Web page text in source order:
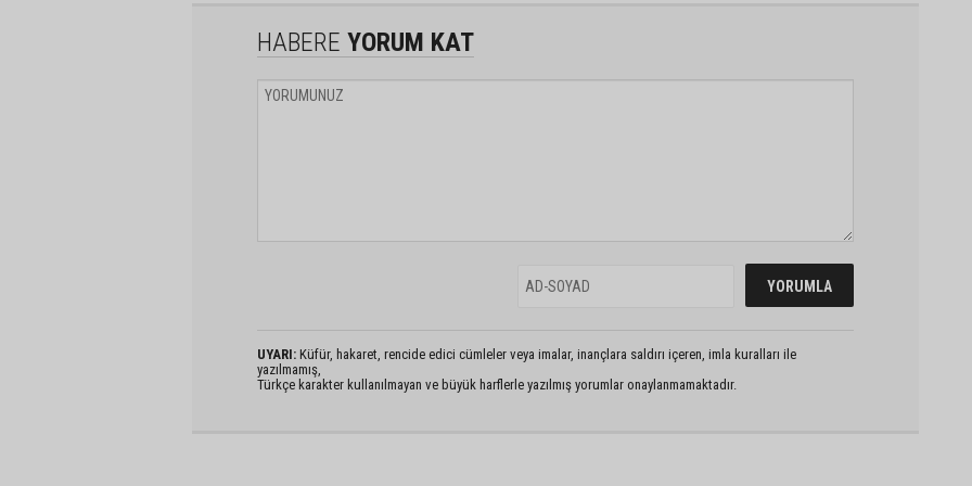
HABERE YORUM KAT
UYARI: Küfür, hakaret, rencide edici cümleler veya imalar, inançlara saldırı içeren, imla kuralları ile
yazılmamış,
Türkçe karakter kullanılmayan ve büyük harflerle yazılmış yorumlar onaylanmamaktadır.